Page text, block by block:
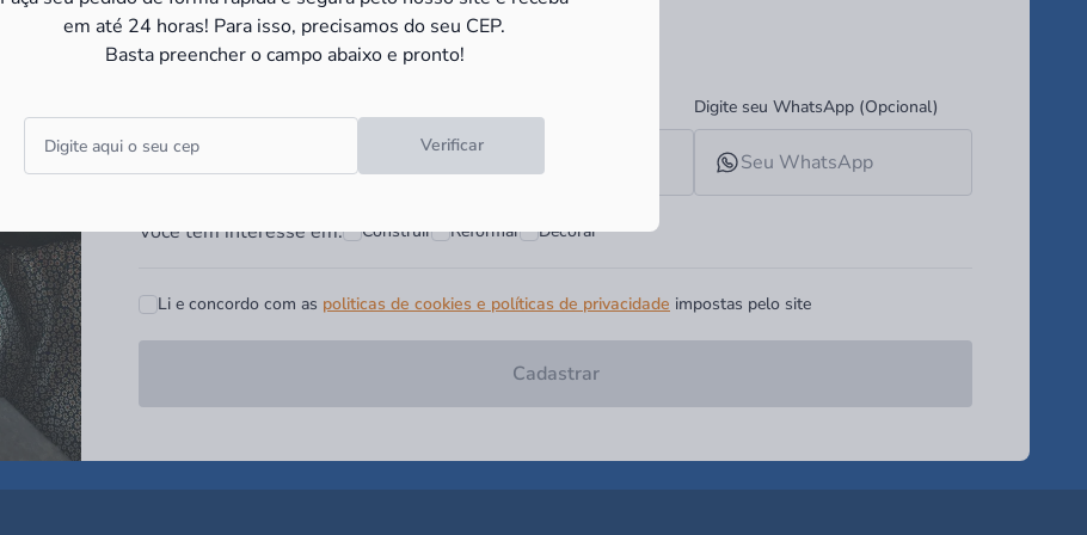
em até 24 horas! Para isso, precisamos do seu CEP.
Basta preencher o campo abaixo e pronto!
Verificar
e receba aspromoções e novidades!
Campo obrigatório*
Digite seu WhatsApp (Opcional)
Você tem interesse em: Construir Reformar Decorar
Li e concordo com as politicas de cookies e políticas de privacidade impostas pelo site
Cadastrar